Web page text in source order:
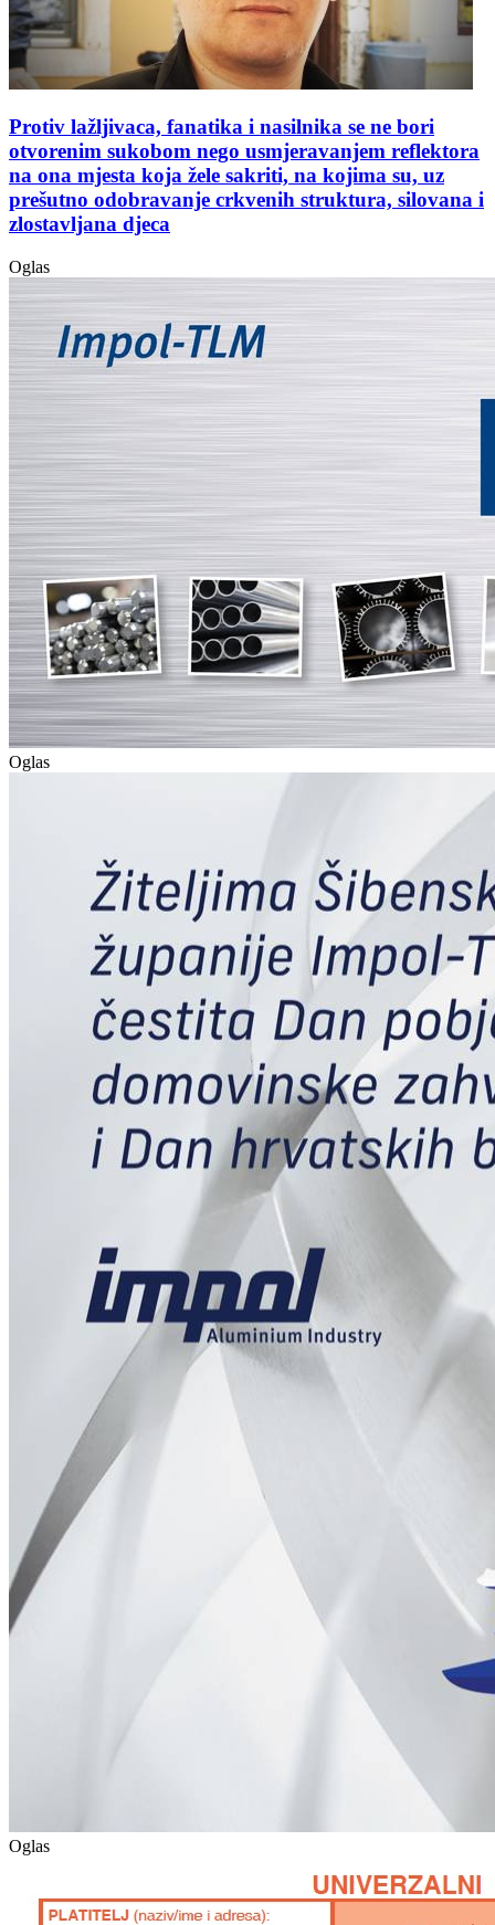
Protiv lažljivaca, fanatika i nasilnika se ne bori
otvorenim sukobom nego usmjeravanjem reflektora
na ona mjesta koja žele sakriti, na kojima su, uz
prešutno odobravanje crkvenih struktura, silovana i
zlostavljana djeca
Oglas
Oglas
Oglas